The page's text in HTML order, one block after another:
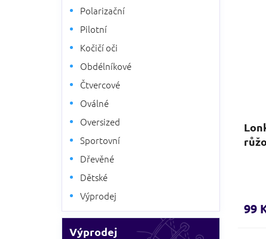
Polarizační
Pilotní
Kočičí oči
Obdélníkové
Čtvercové
Oválné
Oversized
Sportovní
Dřevěné
Dětské
Výprodej
Výprodej
99